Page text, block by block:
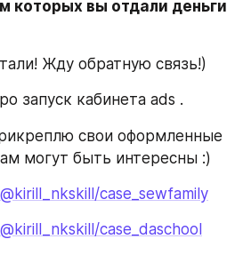
которых вы отдали деньги
Жду обратную связь!)
запуск кабинета ads .
свои оформленные
могут быть интересны :)
case_sewfamily
case_daschool